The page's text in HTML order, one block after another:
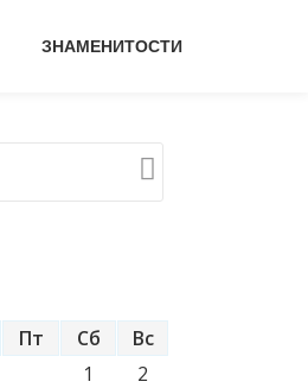
ЗНАМЕНИТОСТИ
Пт Сб Вс
1
2